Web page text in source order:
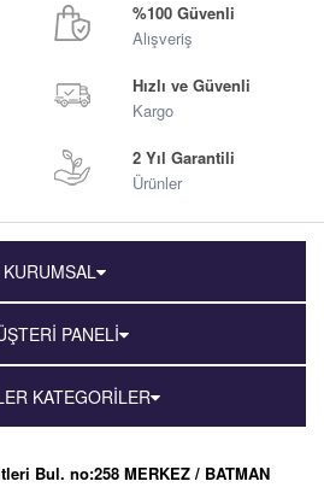
%100 Güvenli
Alışveriş
Hızlı ve Güvenli
Kargo
2 Yıl Garantili
Ürünler
KURUMSAL
PANELİ
KATEGORİLER
Bul. no:258 MERKEZ / BATMAN